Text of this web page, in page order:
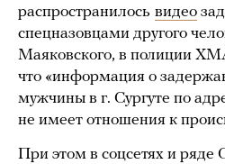
распространилось видео
спецназовцами другого
Маяковского, в полиции
что «информация о
мужчины в г. Сургуте по
не имеет отношения к
При этом в соцсетях и